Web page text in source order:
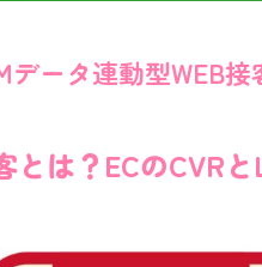
とは？ECのCVR